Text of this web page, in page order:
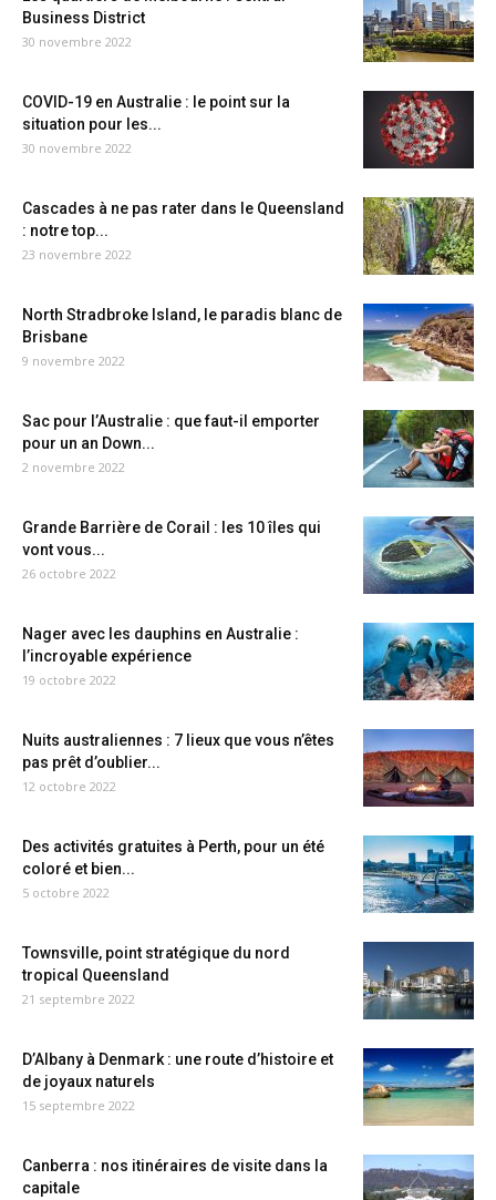
Business District
30 novembre 2022
COVID-19 en Australie : le point sur la
situation pour les...
30 novembre 2022
Cascades à ne pas rater dans le Queensland
: notre top...
23 novembre 2022
North Stradbroke Island, le paradis blanc de
Brisbane
9 novembre 2022
Sac pour l’Australie : que faut-il emporter
pour un an Down...
2 novembre 2022
Grande Barrière de Corail : les 10 îles qui
vont vous...
26 octobre 2022
Nager avec les dauphins en Australie :
l’incroyable expérience
19 octobre 2022
Nuits australiennes : 7 lieux que vous n’êtes
pas prêt d’oublier...
12 octobre 2022
Des activités gratuites à Perth, pour un été
coloré et bien...
5 octobre 2022
Townsville, point stratégique du nord
tropical Queensland
21 septembre 2022
D’Albany à Denmark : une route d’histoire et
de joyaux naturels
15 septembre 2022
Canberra : nos itinéraires de visite dans la
capitale